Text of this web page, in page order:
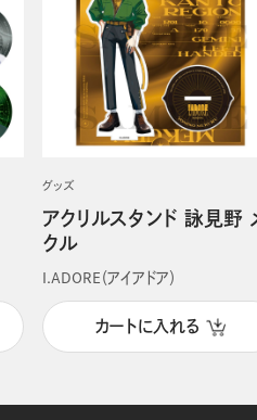
グッズ
アクリルスタンド 詠見野
クル
I.ADORE（アイアドア）
カートに入れる